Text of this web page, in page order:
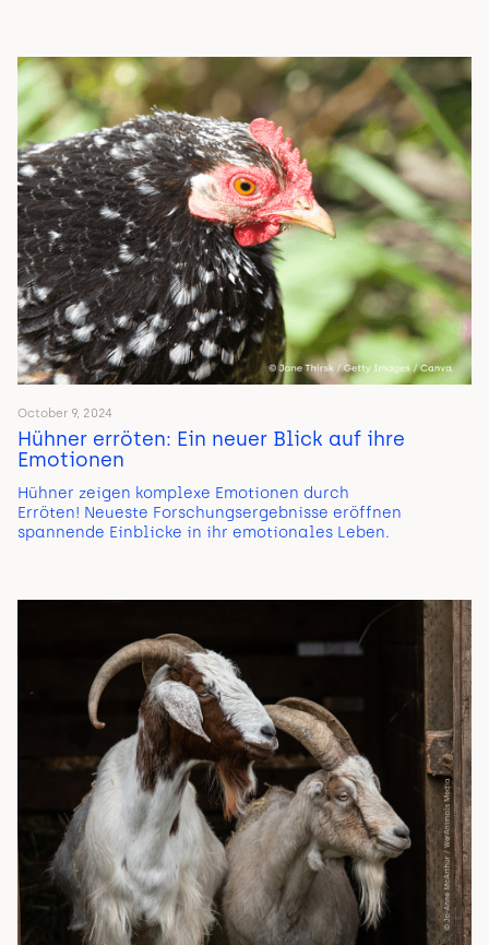
October 9, 2024
Hühner erröten: Ein neuer Blick auf ihre
Emotionen
Hühner zeigen komplexe Emotionen durch
Erröten! Neueste Forschungsergebnisse eröffnen
spannende Einblicke in ihr emotionales Leben.